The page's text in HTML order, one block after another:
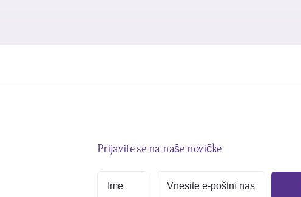
Prijavite se na naše novičke